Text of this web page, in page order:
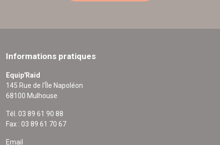
Informations pratiques
Equip'Raid
145 Rue de l'Île Napoléon
68100 Mulhouse
Tél. 03 89 61 90 88
Fax : 03 89 61 70 67
Email